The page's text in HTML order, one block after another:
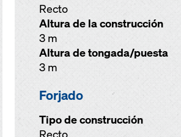
Recto
Altura de la construcción
3 m
Altura de tongada/puesta
3 m
Forjado
Tipo de construcción